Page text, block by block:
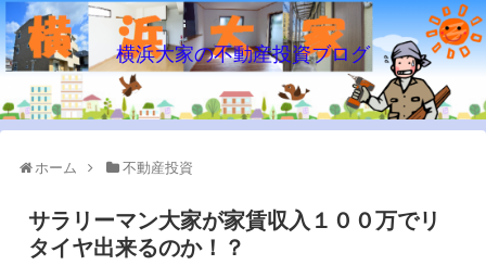
横浜大家の不動産投資ブログ
ホーム 不動産投資
サラリーマン大家が家賃収入１００万でリ
タイヤ出来るのか！？